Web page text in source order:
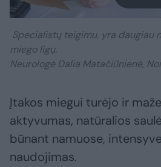
Specialistų teigimu, yra daugiau
miego ligų.
Neurologė Dalia Matačiūnienė,
Įtakos miegui turėjo ir
aktyvumas, natūralios
būnant namuose,
naudojimas.